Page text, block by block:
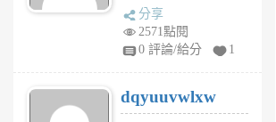
tu
6
個
分享
2571點閱
0 評論/給分
1
dqyuuvwlxw